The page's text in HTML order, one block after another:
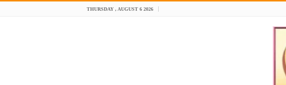
THURSDAY , AUGUST 6 2026